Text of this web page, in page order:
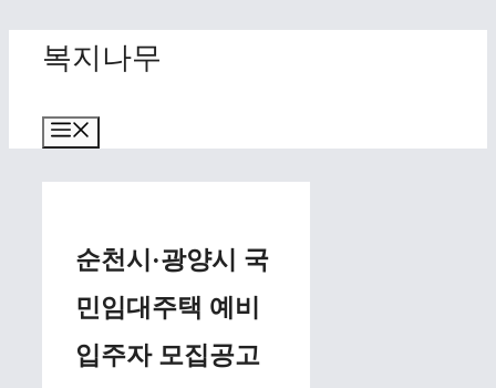
content
복지나무
순천시·광양시 국
민임대주택 예비
입주자 모집공고